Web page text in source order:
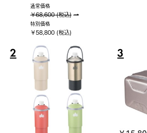
通常価格
￥68,600 (税込)
特別価格
￥58,800 (税込)
2 3